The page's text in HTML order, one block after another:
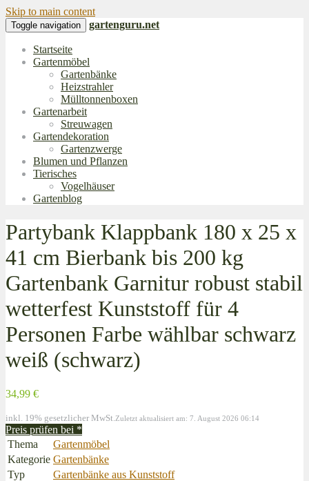
Skip to main content
Toggle navigation gartenguru.net
Startseite
Gartenmöbel
Gartenbänke
Heizstrahler
Mülltonnenboxen
Gartenarbeit
Streuwagen
Gartendekoration
Gartenzwerge
Blumen und Pflanzen
Tierisches
Vogelhäuser
Gartenblog
Partybank Klappbank 180 x 25 x
41 cm Bierbank bis 200 kg
Gartenbank Garnitur robust stabil
wetterfest Kunststoff für 4
Personen Farbe wählbar schwarz
weiß (schwarz)
34,99 €
inkl. 19% gesetzlicher MwSt. Zuletzt aktualisiert am: 7. August 2026 06:14
Preis prüfen bei *
Thema
Gartenmöbel
Kategorie Gartenbänke
Typ
Gartenbänke aus Kunststoff